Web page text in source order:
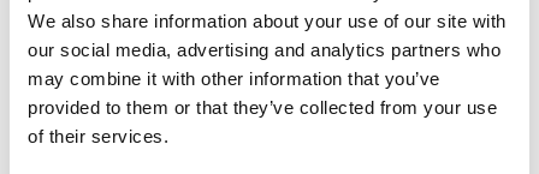
We also share information about your use of our site with
our social media, advertising and analytics partners who
may combine it with other information that you’ve
provided to them or that they’ve collected from your use
of their services.